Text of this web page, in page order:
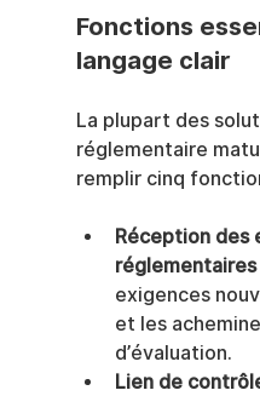
Fonctions
langage clair
La plupart des
réglementaire
remplir cinq
Réception des
réglementaires
exigences
et les
d’évaluation.
Lien de